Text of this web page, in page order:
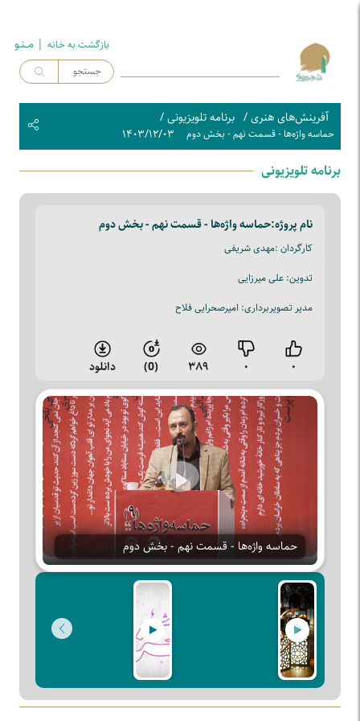
بازگشت به خـانه | مــنـو
آفرینش‌های هنری/ برنامه تلویزیونی/
حماسه واژه‌ها - قسمت نهم - بخش دوم ۱۴۰۳/۱۲/۰۳
برنامه تلویزیونی
نام پروژه:حماسه واژه‌ها - قسمت نهم - بخش دوم
کارگردان :مهدی شریفی
تدوین: علی میرزایی
مدیر تصویربرداری: امیرصحرایی فلاح
۰ ۰ ۳۸۹ (0) دانلود
Play
حماسه واژه‌ها - قسمت نهم - بخش دوم